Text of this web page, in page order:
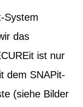
System
das
ist nur
dem SNAPit-
(siehe Bilder